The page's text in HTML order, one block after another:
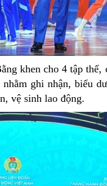
khen cho 4 tập
ghi nhận, biểu
vệ sinh lao động.